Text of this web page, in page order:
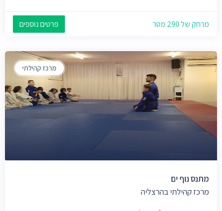
מרחק של 290 מטר פרטים נוספים
מרכז קהילתי
מתנס נוף ים
מרכז קהילתי בהרצליה